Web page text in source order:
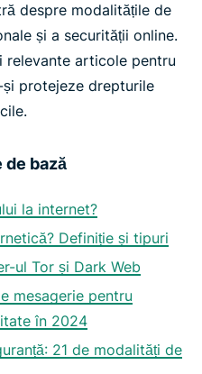
despre modalitățile de
și a securității online.
relevante articole pentru
protejeze drepturile
bază
la internet?
Definiție și tipuri
ul Tor și Dark Web
mesagerie pentru
în 2024
21 de modalități de